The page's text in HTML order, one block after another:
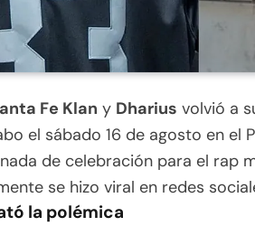
Fe Klan y Dharius volvió a
el sábado 16 de agosto en el
de celebración para el rap
se hizo viral en redes
la polémica